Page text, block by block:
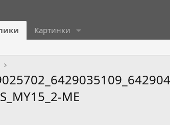
Картинки
ME